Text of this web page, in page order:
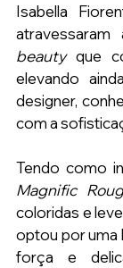
Isabella
beauty que
elevando
designer,
com a
Magnific
coloridas e
optou por uma
força e